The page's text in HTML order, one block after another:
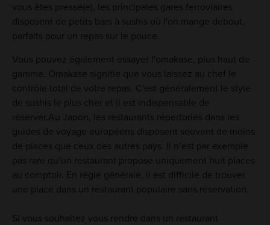
vous êtes pressé(e), les principales gares ferroviaires
disposent de petits bars à sushis où l'on mange debout,
parfaits pour un repas sur le pouce.
Vous pouvez également essayer l'omakase, plus haut de
gamme. Omakase signifie que vous laissez au chef le
contrôle total de votre repas. C'est généralement le style
de sushis le plus cher et il est indispensable de
réserver.Au Japon, les restaurants répertoriés dans les
guides de voyage européens disposent souvent de moins
de places que ceux des autres pays. Il n’est par exemple
pas rare qu’un restaurant propose uniquement huit places
au comptoir. En règle générale, il est difficile de trouver
une place dans un restaurant populaire sans réservation.
Si vous souhaitez vous rendre dans un restaurant